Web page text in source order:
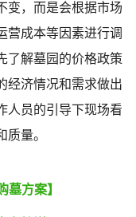
变，而是会根据市场
营成本等因素进行调
了解墓园的价格政策
经济情况和需求做出
人员的引导下现场看
量。
墓方案】